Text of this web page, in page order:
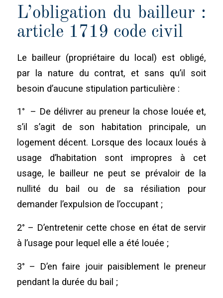
L’obligation du bailleur :
article 1719 code civil
Le bailleur (propriétaire du local) est obligé,
par la nature du contrat, et sans qu’il soit
besoin d’aucune stipulation particulière :
1° – De délivrer au preneur la chose louée et,
s’il s’agit de son habitation principale, un
logement décent. Lorsque des locaux loués à
usage d’habitation sont impropres à cet
usage, le bailleur ne peut se prévaloir de la
nullité du bail ou de sa résiliation pour
demander l’expulsion de l’occupant ;
2° – D’entretenir cette chose en état de servir
à l’usage pour lequel elle a été louée ;
3° – D’en faire jouir paisiblement le preneur
pendant la durée du bail ;